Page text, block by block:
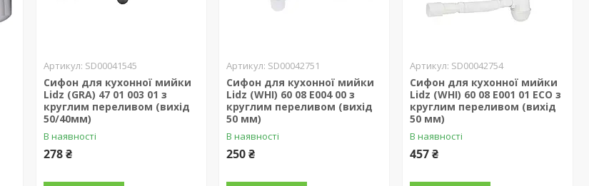
SD00041545
Сифон для кухонної мийки
Lidz (GRA) 47 01 003 01 з
круглим переливом (вихід
50/40мм)
В наявності
278 ₴
SD00042751
Сифон для кухонної мийки
Lidz (WHI) 60 08 E004 00 з
круглим переливом (вихід
50 мм)
В наявності
250 ₴
SD00042754
Сифон для кухонної мийки
Lidz (WHI) 60 08 E001 01 ECO з
круглим переливом (вихід
50 мм)
В наявності
457 ₴